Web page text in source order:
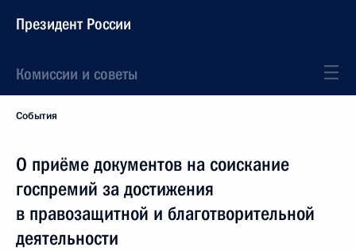
Президент России
Комиссии и советы
События
О приёме документов на соискание
госпремий за достижения
в правозащитной и благотворительной
деятельности